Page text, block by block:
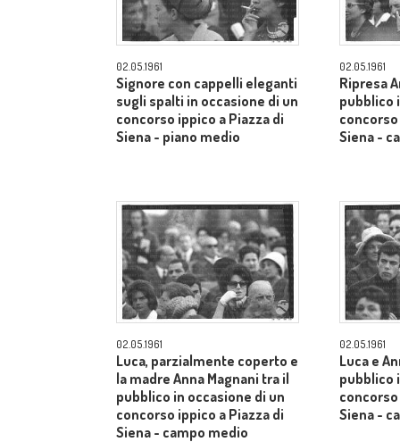
02.05.1961
Signore con cappelli eleganti
sugli spalti in occasione di un
concorso ippico a Piazza di
Siena - piano medio
02.05.1961
Ripresa
pubblico
Siena -
02.05.1961
Luca, parzialmente coperto e
la madre Anna Magnani tra il
pubblico in occasione di un
concorso ippico a Piazza di
Siena - campo medio
02.05.1961
Luca e
pubblico
Siena -